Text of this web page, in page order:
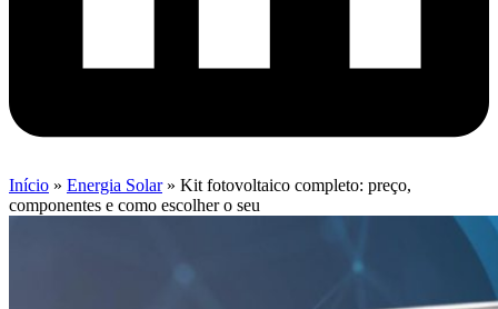
Início » Energia Solar» Kit fotovoltaico completo: preço,
componentes e como escolher o seu